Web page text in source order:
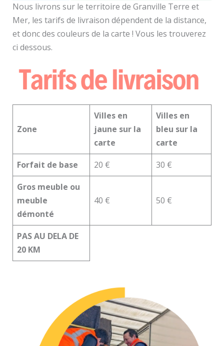
Nous livrons sur le territoire de Granville Terre et
Mer, les tarifs de livraison dépendent de la distance,
et donc des couleurs de la carte ! Vous les trouverez
ci dessous.
Zone
Villes en
jaune sur la
carte
Villes en
bleu sur la
carte
Forfait de base
20 €
30 €
Gros meuble ou
meuble
démonté
40 € 50 €
PAS AU DELA DE
20 KM